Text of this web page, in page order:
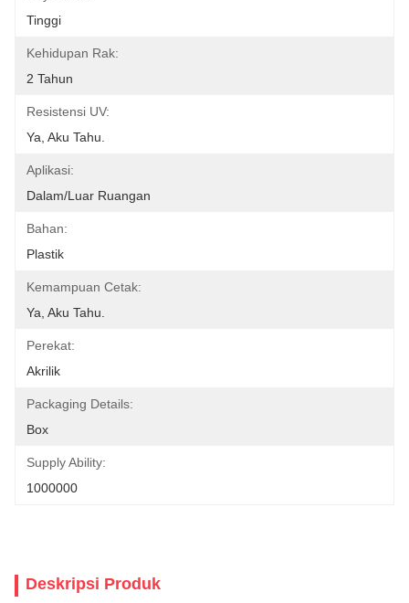
Tinggi
Kehidupan Rak:
2 Tahun
Resistensi UV:
Ya, Aku Tahu.
Aplikasi:
Dalam/luar Ruangan
Bahan:
Plastik
Kemampuan Cetak:
Ya, Aku Tahu.
Perekat:
Akrilik
Packaging Details:
Box
Supply Ability:
1000000
Deskripsi Produk